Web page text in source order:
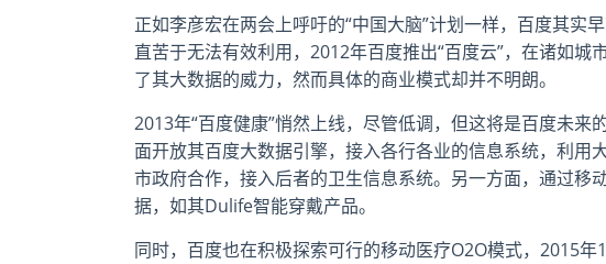
正如李彦宏在两会上呼吁的“中国大脑”计划一样，百度其实
直苦于无法有效利用，2012年百度推出“百度云”，在诸如
了其大数据的威力，然而具体的商业模式却并不明朗。
2013年“百度健康”悄然上线，尽管低调，但这将是百度未
面开放其百度大数据引擎，接入各行各业的信息系统，利用
市政府合作，接入后者的卫生信息系统。另一方面，通过移
据，如其Dulife智能穿戴产品。
同时，百度也在积极探索可行的移动医疗O2O模式，2015